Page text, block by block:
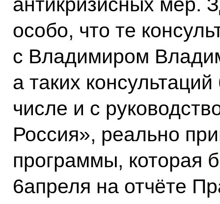
особо, что те
с Владимиром
а таких
числе и с
Россия», реально
программы, которая
6апреля на отчёте